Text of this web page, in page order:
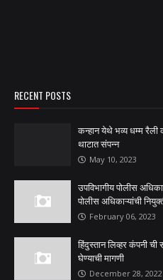
RECENT POSTS
कन्हान येथे भव्य धम्म रैली
थाटात संपन्न
May 10, 2023
उपविभागीय पोलीस
पोलीस अधिकाऱ्यांची
February 06, 2023
हिंदुस्तान लिव्हर कंपनी
घेण्याची मागणी
December 28, 2022